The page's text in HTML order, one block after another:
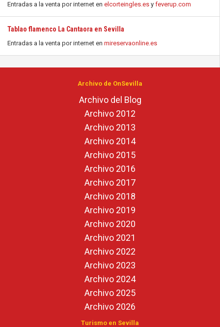
Entradas a la venta por internet en elcorteingles.es y feverup.com
Tablao flamenco La Cantaora en Sevilla
Entradas a la venta por internet en mireservaonline.es
Archivo de OnSevilla
Archivo del Blog
Archivo 2012
Archivo 2013
Archivo 2014
Archivo 2015
Archivo 2016
Archivo 2017
Archivo 2018
Archivo 2019
Archivo 2020
Archivo 2021
Archivo 2022
Archivo 2023
Archivo 2024
Archivo 2025
Archivo 2026
Turismo en Sevilla